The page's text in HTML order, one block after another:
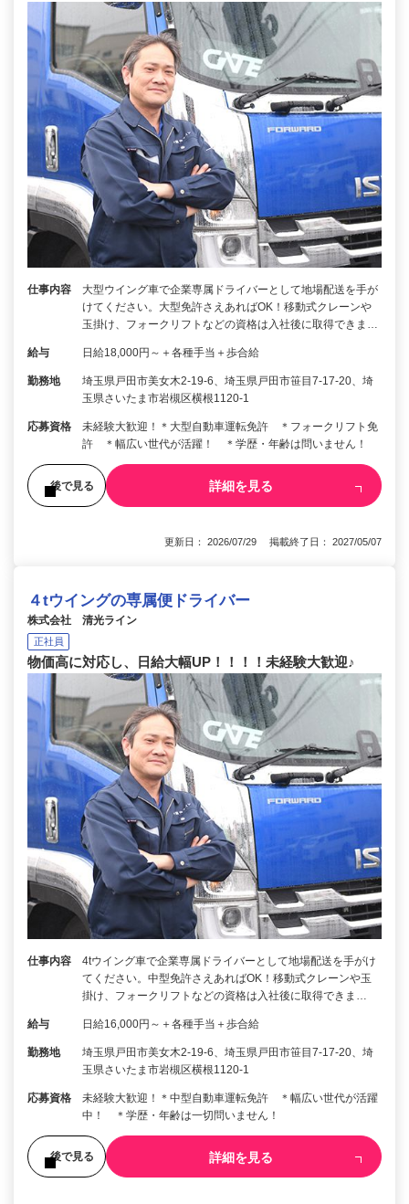
仕事内容
大型ウイング車で企業専属ドライバーとして地場配送を手が
けてください。大型免許さえあればOK！移動式クレーンや
玉掛け、フォークリフトなどの資格は入社後に取得できま…
給与 日給18,000円～＋各種手当＋歩合給
勤務地
埼玉県戸田市美女木2-19-6、埼玉県戸田市笹目7-17-20、埼
玉県さいたま市岩槻区横根1120-1
応募資格
未経験大歓迎！＊大型自動車運転免許 ＊フォークリフト免
許 ＊幅広い世代が活躍！ ＊学歴・年齢は問いません！
後で見る 詳細を見る
更新日： 2026/07/29 掲載終了日： 2027/05/07
４tウイングの専属便ドライバー
株式会社 清光ライン
正社員
物価高に対応し、日給大幅UP！！！！未経験大歓迎♪
仕事内容
4tウイング車で企業専属ドライバーとして地場配送を手がけ
てください。中型免許さえあればOK！移動式クレーンや玉
掛け、フォークリフトなどの資格は入社後に取得できま…
給与 日給16,000円～＋各種手当＋歩合給
勤務地
埼玉県戸田市美女木2-19-6、埼玉県戸田市笹目7-17-20、埼
玉県さいたま市岩槻区横根1120-1
応募資格
未経験大歓迎！＊中型自動車運転免許 ＊幅広い世代が活躍
中！ ＊学歴・年齢は一切問いません！
後で見る 詳細を見る